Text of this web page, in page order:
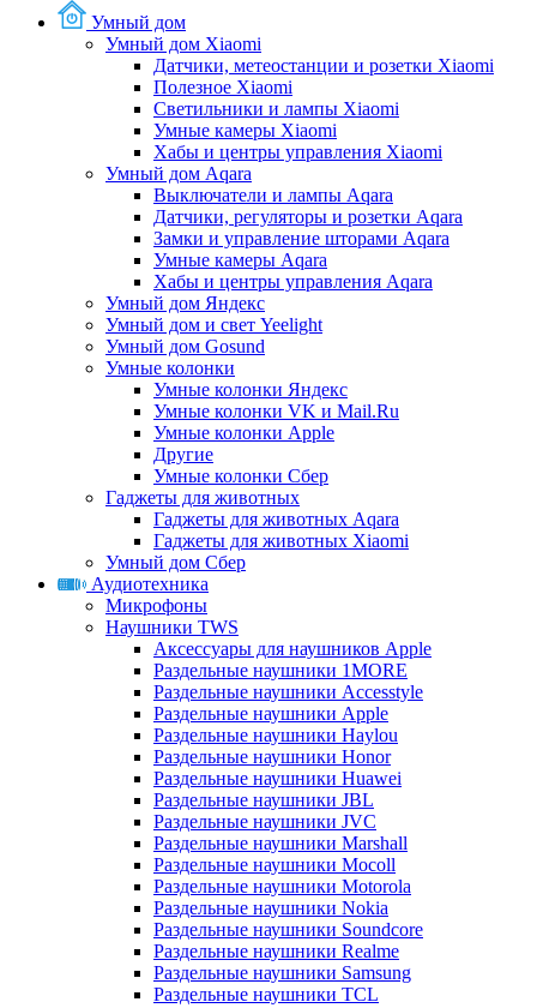
Умный дом
Умный дом Xiaomi
Датчики, метеостанции и розетки Xiaomi
Полезное Xiaomi
Светильники и лампы Xiaomi
Умные камеры Xiaomi
Хабы и центры управления Xiaomi
Умный дом Aqara
Выключатели и лампы Aqara
Датчики, регуляторы и розетки Aqara
Замки и управление шторами Aqara
Умные камеры Aqara
Хабы и центры управления Aqara
Умный дом Яндекс
Умный дом и свет Yeelight
Умный дом Gosund
Умные колонки
Умные колонки Яндекс
Умные колонки VK и Mail.Ru
Умные колонки Apple
Другие
Умные колонки Сбер
Гаджеты для животных
Гаджеты для животных Aqara
Гаджеты для животных Xiaomi
Умный дом Сбер
Аудиотехника
Микрофоны
Наушники TWS
Аксессуары для наушников Apple
Раздельные наушники 1MORE
Раздельные наушники Accesstyle
Раздельные наушники Apple
Раздельные наушники Haylou
Раздельные наушники Honor
Раздельные наушники Huawei
Раздельные наушники JBL
Раздельные наушники JVC
Раздельные наушники Marshall
Раздельные наушники Mocoll
Раздельные наушники Motorola
Раздельные наушники Nokia
Раздельные наушники Soundcore
Раздельные наушники Realme
Раздельные наушники Samsung
Раздельные наушники TCL